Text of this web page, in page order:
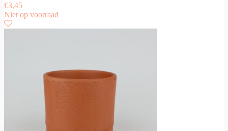
€3,45
Niet op voorraad